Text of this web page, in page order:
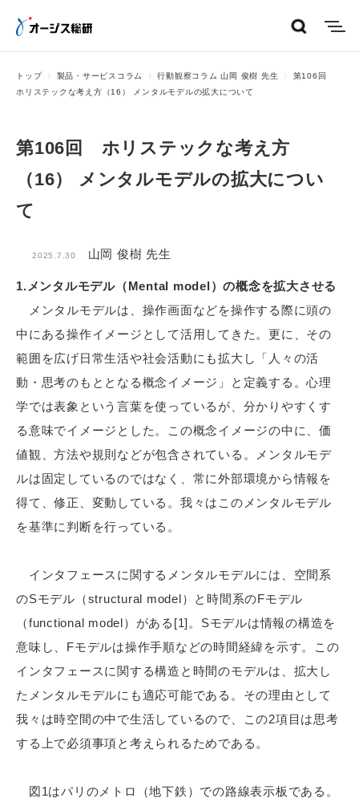
トップ 製品・サービスコラム 行動観察コラム 山岡 俊樹 先生
第106回
ホリステックな考え方（16） メンタルモデルの拡大について
第106回 ホリステックな考え方
（16） メンタルモデルの拡大につい
て
2025.7.30 山岡 俊樹 先生
1.メンタルモデル（Mental model）の概念を拡大させる
メンタルモデルは、操作画面などを操作する際に頭の
中にある操作イメージとして活用してきた。更に、その
範囲を広げ日常生活や社会活動にも拡大し「人々の活
動・思考のもととなる概念イメージ」と定義する。心理
学では表象という言葉を使っているが、分かりやすくす
る意味でイメージとした。この概念イメージの中に、価
値観、方法や規則などが包含されている。メンタルモデ
ルは固定しているのではなく、常に外部環境から情報を
得て、修正、変動している。我々はこのメンタルモデル
を基準に判断を行っている。
インタフェースに関するメンタルモデルには、空間系
のSモデル（structural model）と時間系のFモデル
（functional model）がある[1]。Sモデルは情報の構造を
意味し、Fモデルは操作手順などの時間経緯を示す。この
インタフェースに関する構造と時間のモデルは、拡大し
たメンタルモデルにも適応可能である。その理由として
我々は時空間の中で生活しているので、この2項目は思考
する上で必須事項と考えられるためである。
図1はパリのメトロ（地下鉄）での路線表示板である。